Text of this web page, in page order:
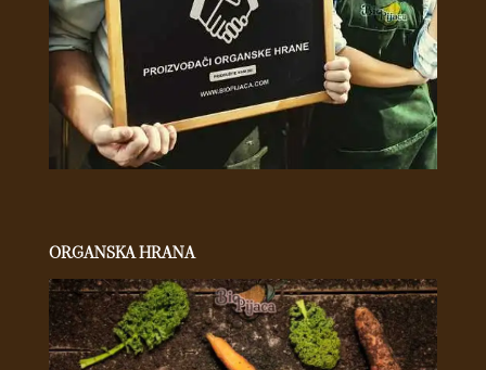
ORGANSKA HRANA